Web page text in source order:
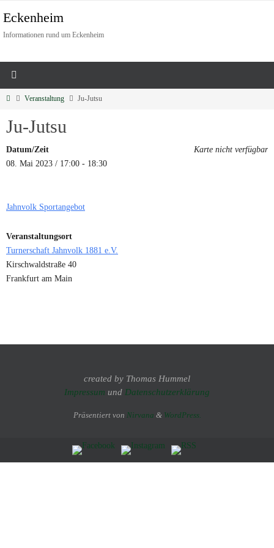
Eckenheim
Informationen rund um Eckenheim
Veranstaltung Ju-Jutsu
Ju-Jutsu
Karte nicht verfügbar
Datum/Zeit
08. Mai 2023 / 17:00 - 18:30
Jahnvolk Sportangebot
Veranstaltungsort
Turnerschaft Jahnvolk 1881 e.V.
Kirschwaldstraße 40
Frankfurt am Main
created by Thomas Hummel
Impressum und Datenschutzerklärung
Präsentiert von Nirvana & WordPress.